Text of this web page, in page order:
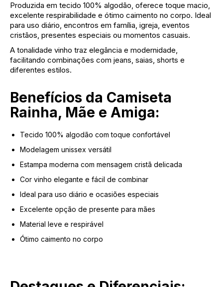
Produzida em tecido 100% algodão, oferece toque macio,
excelente respirabilidade e ótimo caimento no corpo. Ideal
para uso diário, encontros em família, igreja, eventos
cristãos, presentes especiais ou momentos casuais.
A tonalidade vinho traz elegância e modernidade,
facilitando combinações com jeans, saias, shorts e
diferentes estilos.
Benefícios da Camiseta
Rainha, Mãe e Amiga:
Tecido 100% algodão com toque confortável
Modelagem unissex versátil
Estampa moderna com mensagem cristã delicada
Cor vinho elegante e fácil de combinar
Ideal para uso diário e ocasiões especiais
Excelente opção de presente para mães
Material leve e respirável
Ótimo caimento no corpo